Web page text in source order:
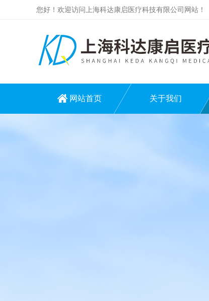
您好！欢迎访问上海科达康启医疗科技有限公司网站！
网站首页 关于我们